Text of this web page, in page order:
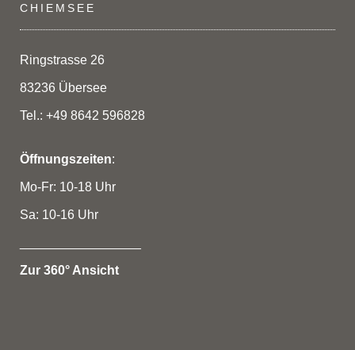
CHIEMSEE
Ringstrasse 26
83236 Übersee
Tel.: +49 8642 596828
Öffnungszeiten:
Mo-Fr: 10-18 Uhr
Sa: 10-16 Uhr
Zur 360° Ansicht